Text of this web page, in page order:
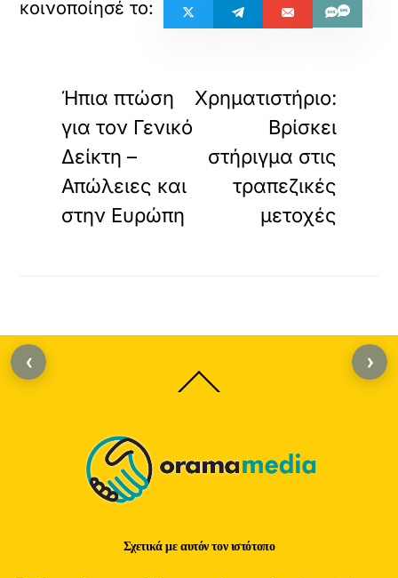
Ήπια πτώση
για τον Γενικό
Δείκτη –
Απώλειες και
στην Ευρώπη
Χρηματιστήριο:
Βρίσκει
στήριγμα στις
τραπεζικές
μετοχές
Back
To
Σχετικά με αυτόν τον ιστότοπο
‹ ›